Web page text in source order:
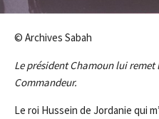
© Archives Sabah
Le président Chamoun lui remet
Commandeur.
Le roi Hussein de Jordanie qui